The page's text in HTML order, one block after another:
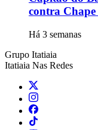
contra Chape
Há 3 semanas
Grupo Itatiaia
Itatiaia Nas Redes